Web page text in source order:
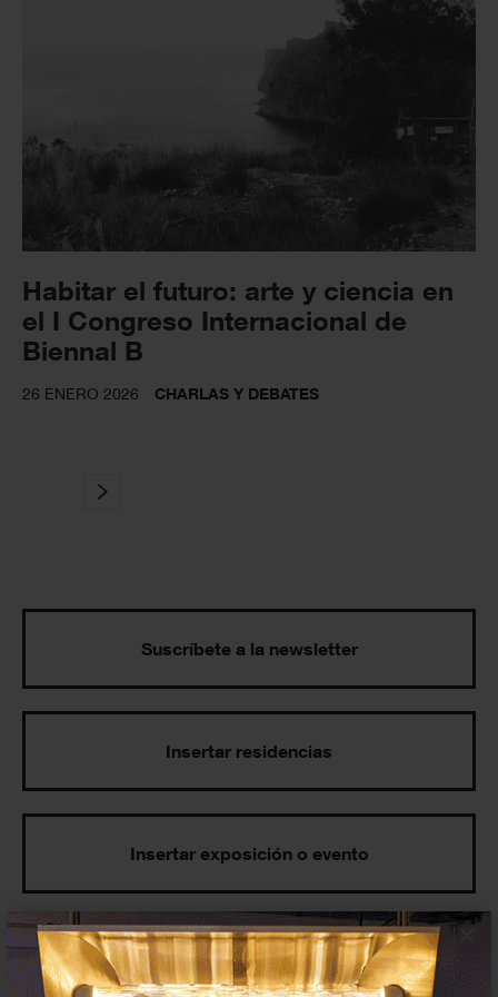
×
Habitar el futuro: arte y ciencia en
el I Congreso Internacional de
Biennal B
26 ENERO 2026 CHARLAS Y DEBATES
Suscríbete a la newsletter
Insertar residencias
Insertar exposición o evento